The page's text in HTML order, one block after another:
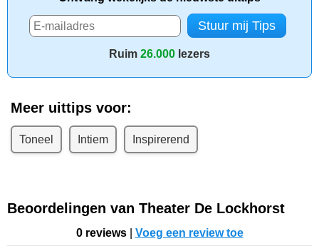
Ruim 26.000 lezers
Meer uittips voor:
Toneel Intiem Inspirerend
Beoordelingen van Theater De Lockhorst
0 reviews| Voeg een review toe